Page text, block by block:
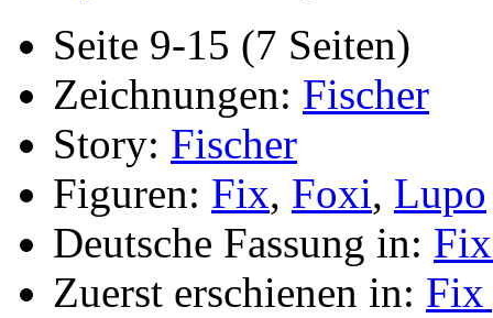
Seite 9-15 (7 Seiten)
Zeichnungen: Fischer
Story: Fischer
Figuren: Fix, Foxi, Lupo
Deutsche Fassung in:
Zuerst erschienen in: Fix